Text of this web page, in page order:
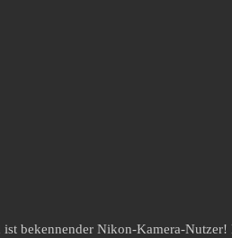
bekennender Nikon-Kamera-Nutzer!